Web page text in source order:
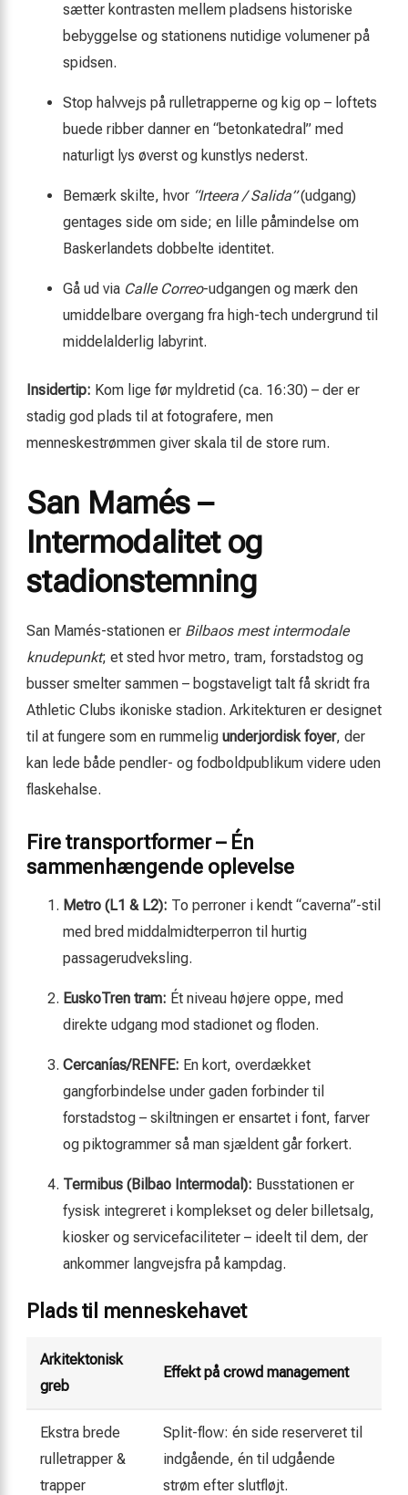
sætter kontrasten mellem pladsens historiske
bebyggelse og stationens nutidige volumener på
spidsen.
Stop halvvejs på rulletrapperne og kig op – loftets
buede ribber danner en “betonkatedral” med
naturligt lys øverst og kunstlys nederst.
Bemærk skilte, hvor “Irteera / Salida”(udgang)
gentages side om side; en lille påmindelse om
Baskerlandets dobbelte identitet.
Gå ud via Calle Correo-udgangen og mærk den
umiddelbare overgang fra high-tech undergrund til
middelalderlig labyrint.
Insidertip: Kom lige før myldretid (ca. 16:30) – der er
stadig god plads til at fotografere, men
menneskestrømmen giver skala til de store rum.
San Mamés –
Intermodalitet og
stadionstemning
San Mamés-stationen er Bilbaos mest intermodale
knudepunkt; et sted hvor metro, tram, forstadstog og
busser smelter sammen – bogstaveligt talt få skridt fra
Athletic Clubs ikoniske stadion. Arkitekturen er designet
til at fungere som en rummelig underjordisk foyer, der
kan lede både pendler- og fodboldpublikum videre uden
flaskehalse.
Fire transportformer – Én
sammenhængende oplevelse
Metro (L1 & L2): To perroner i kendt “caverna”-stil
med bred middalmidterperron til hurtig
passagerudveksling.
EuskoTren tram: Ét niveau højere oppe, med
direkte udgang mod stadionet og floden.
Cercanías/RENFE: En kort, overdækket
gangforbindelse under gaden forbinder til
forstadstog – skiltningen er ensartet i font, farver
og piktogrammer så man sjældent går forkert.
Termibus (Bilbao Intermodal): Busstationen er
fysisk integreret i komplekset og deler billetsalg,
kiosker og servicefaciliteter – ideelt til dem, der
ankommer langvejsfra på kampdag.
Plads til menneskehavet
Arkitektonisk
greb
Effekt på crowd management
Ekstra brede
rulletrapper &
trapper
Split-flow: én side reserveret til
indgående, én til udgående
strøm efter slutfløjt.